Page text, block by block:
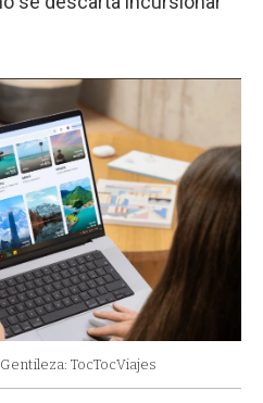
Gentileza: TocTocViajes